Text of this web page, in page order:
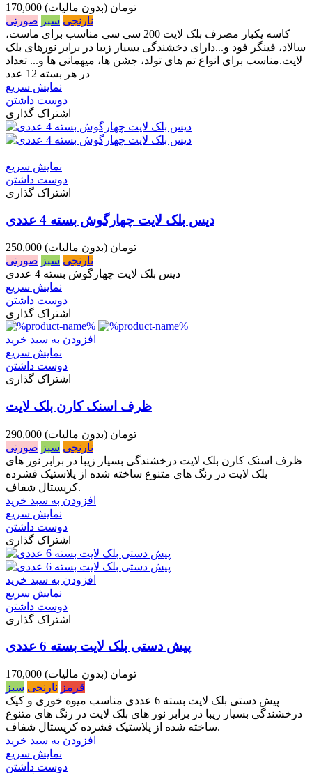
170,000 تومان (بدون مالیات)
نارنجی سبز صورتی
کاسه یکبار مصرف بلک لایت 200 سی سی مناسب برای ماست،
سالاد، فینگر فود و...دارای دخشندگی بسیار زیبا در برابر نورهای بلک
لایت.مناسب برای انواع تم های تولد، جشن ها، میهمانی ها و... تعداد
در هر بسته 12 عدد
نمایش سریع
دوست داشتن
اشتراک گذاری
نمایش سریع
دوست داشتن
اشتراک گذاری
دیس بلک لایت چهارگوش بسته 4 عددی
250,000 تومان (بدون مالیات)
نارنجی سبز صورتی
دیس بلک لایت چهارگوش بسته 4 عددی
نمایش سریع
دوست داشتن
اشتراک گذاری
افزودن به سبد خرید
نمایش سریع
دوست داشتن
اشتراک گذاری
ظرف اسنک کارن بلک لایت
290,000 تومان (بدون مالیات)
نارنجی سبز صورتی
ظرف اسنک کارن بلک لایت درخشندگی بسیار زیبا در برابر نور های
بلک لایت در رنگ های متنوع ساخته شده از پلاستیک فشرده
کریستال شفاف.
افزودن به سبد خرید
نمایش سریع
دوست داشتن
اشتراک گذاری
افزودن به سبد خرید
نمایش سریع
دوست داشتن
اشتراک گذاری
پیش دستی بلک لایت بسته 6 عددی
170,000 تومان (بدون مالیات)
قرمز نارنجی سبز
پیش دستی بلک لایت بسته 6 عددی مناسب میوه خوری و کیک
درخشندگی بسیار زیبا در برابر نور های بلک لایت در رنگ های متنوع
ساخته شده از پلاستیک فشرده کریستال شفاف.
افزودن به سبد خرید
نمایش سریع
دوست داشتن